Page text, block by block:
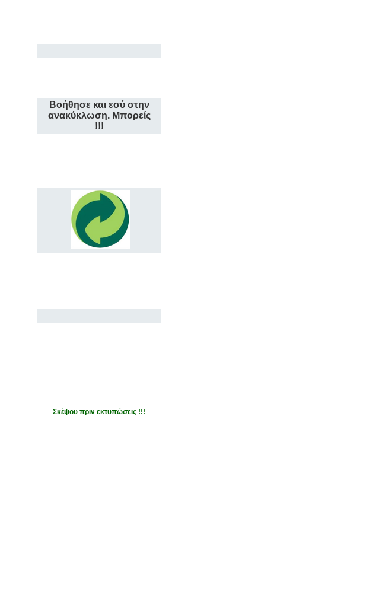
Βοήθησε και εσύ στην
ανακύκλωση. Μπορείς
!!!
Σκέψου πριν εκτυπώσεις !!!